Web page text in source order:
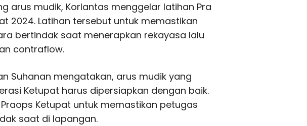
arus mudik, Korlantas menggelar latihan Pra
2024. Latihan tersebut untuk memastikan
bertindak saat menerapkan rekayasa lalu
contraflow.
Suhanan mengatakan, arus mudik yang
Ketupat harus dipersiapkan dengan baik.
Ketupat untuk memastikan petugas
saat di lapangan.